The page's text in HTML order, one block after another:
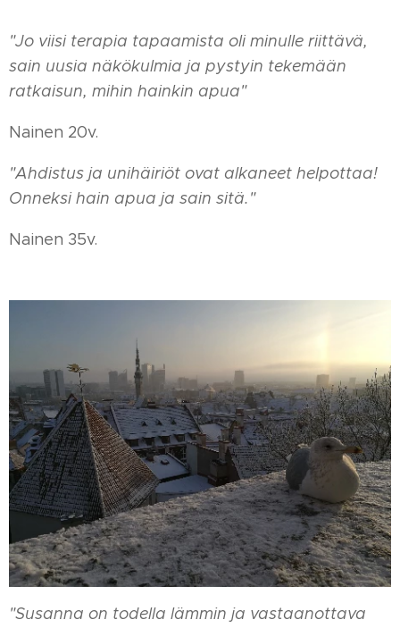
"Jo viisi terapia tapaamista oli minulle riittävä,
sain uusia näkökulmia ja pystyin tekemään
ratkaisun, mihin hainkin apua"
Nainen 20v.
"Ahdistus ja unihäiriöt ovat alkaneet helpottaa!
Onneksi hain apua ja sain sitä."
Nainen 35v.
"Susanna on todella lämmin ja vastaanottava